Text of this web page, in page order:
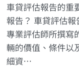
車貸評估報告的重
報告？ 車貸評估
專業評估師所撰寫
輛的價值、條件以
細資…